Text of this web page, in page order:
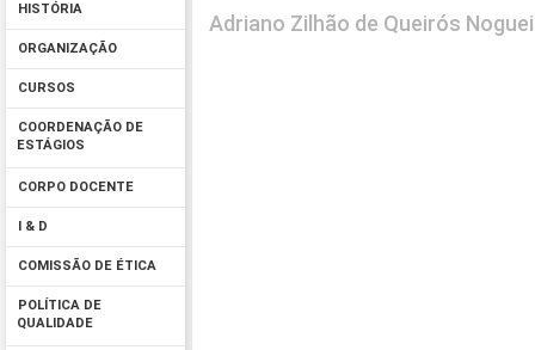
HISTÓRIA
ORGANIZAÇÃO
CURSOS
COORDENAÇÃO DE
ESTÁGIOS
CORPO DOCENTE
I & D
COMISSÃO DE ÉTICA
POLÍTICA DE
QUALIDADE
Adriano Zilhão de Queirós